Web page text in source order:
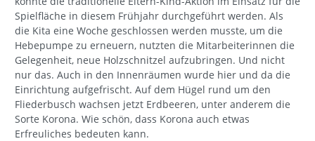
Spielfläche in diesem Frühjahr durchgeführt werden. Als
die Kita eine Woche geschlossen werden musste, um die
Hebepumpe zu erneuern, nutzten die Mitarbeiterinnen die
Gelegenheit, neue Holzschnitzel aufzubringen. Und nicht
nur das. Auch in den Innenräumen wurde hier und da die
Einrichtung aufgefrischt. Auf dem Hügel rund um den
Fliederbusch wachsen jetzt Erdbeeren, unter anderem die
Sorte Korona. Wie schön, dass Korona auch etwas
Erfreuliches bedeuten kann.